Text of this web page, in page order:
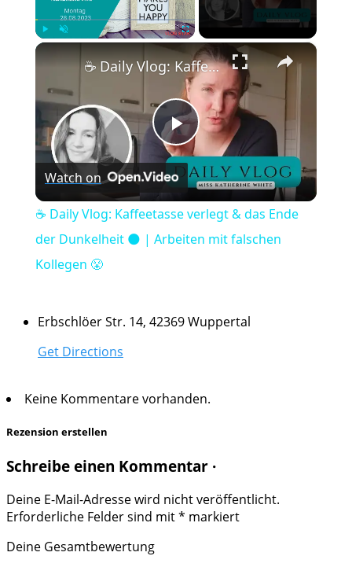
×
Play
Video
☕️ Daily Vlog: Kaffeetasse verlegt & das Ende der Dunkelheit 🌑 | Arbeiten mit falschen Kollegen 😤
Watch on
☕️ Daily Vlog: Kaffeetasse verlegt & das Ende
der Dunkelheit 🌑 | Arbeiten mit falschen
Kollegen 😤
Erbschlöer Str. 14, 42369 Wuppertal
Get Directions
Keine Kommentare vorhanden.
Rezension erstellen
Schreibe einen Kommentar ·
Deine E-Mail-Adresse wird nicht veröffentlicht.
Erforderliche Felder sind mit* markiert
Deine Gesamtbewertung